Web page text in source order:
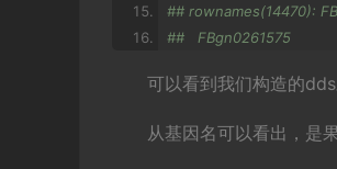
## rownames(14470):
##   FBgn0261575
## colnames(7):
可以看到我们构造的
从基因名可以看出，是